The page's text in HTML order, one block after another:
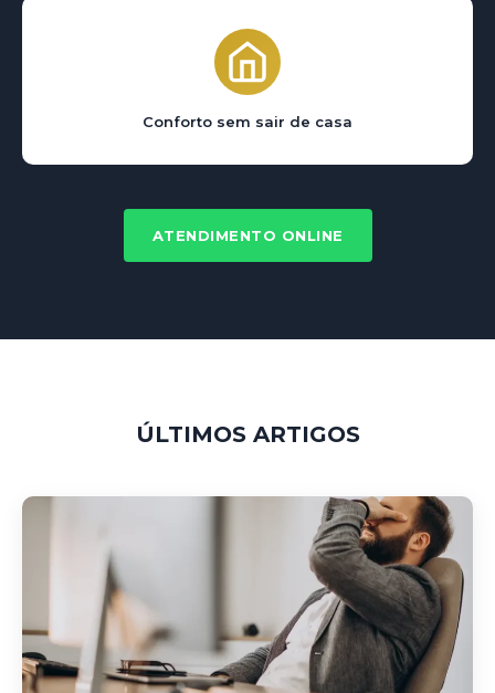
Conforto sem sair de casa
ATENDIMENTO ONLINE
ÚLTIMOS ARTIGOS